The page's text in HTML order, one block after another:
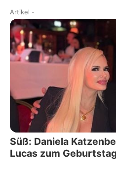
Artikel -
Süß: Daniela
Lucas zum